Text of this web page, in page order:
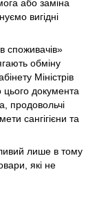
або заміна
вигідні
споживачів»
обміну
Міністрів
документа
продовольчі
сангігієни та
лише в тому
які не